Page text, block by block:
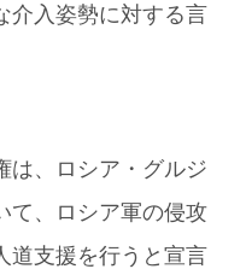
介入姿勢に対する言
は、ロシア・グルジ
て、ロシア軍の侵攻
道支援を行うと宣言